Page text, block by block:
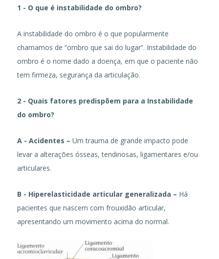
1 - O que é instabilidade do ombro?
A instabilidade do ombro é o que popularmente
chamamos de “ombro que sai do lugar”. Instabilidade do
ombro é o nome dado a doença, em que o paciente não
tem firmeza, segurança da articulação.
2 - Quais fatores predispõem para a Instabilidade
do ombro?
A - Acidentes – Um trauma de grande impacto pode
levar a alterações ósseas, tendinosas, ligamentares e/ou
articulares.
B - Hiperelasticidade articular generalizada – Há
pacientes que nascem com frouxidão articular,
apresentando um movimento acima do normal.